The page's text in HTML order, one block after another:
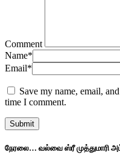
Comment
Name*
Email*
Save my name, email,
time I comment.
நேரலை… வல்வை ஸ்ரீ முத்துமாரி